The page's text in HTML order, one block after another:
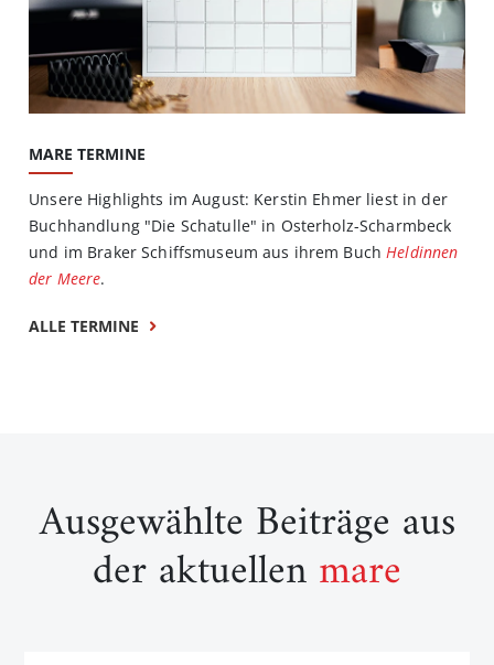
MARE TERMINE
Unsere Highlights im August: Kerstin Ehmer liest in der
Buchhandlung "Die Schatulle" in Osterholz-Scharmbeck
und im Braker Schiffsmuseum aus ihrem BuchHeldinnen
der Meere.
ALLE TERMINE
Ausgewählte Beiträge aus
der aktuellenmare